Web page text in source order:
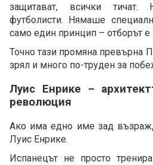
защитават, всички тичат.
футболисти. Нямаше
само един принцип – отборът е
Точно тази промяна
зрял и много по-труден за
Луис Енрике –
революция
Ако има едно име зад
Луис Енрике.
Испанецът не просто